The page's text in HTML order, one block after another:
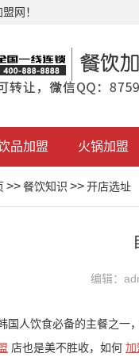
网！
品加盟 火锅加盟
>>餐饮知识 >>开店选址
编辑：
国人饮食必备的主餐之一
店也是美不胜收，如何 加